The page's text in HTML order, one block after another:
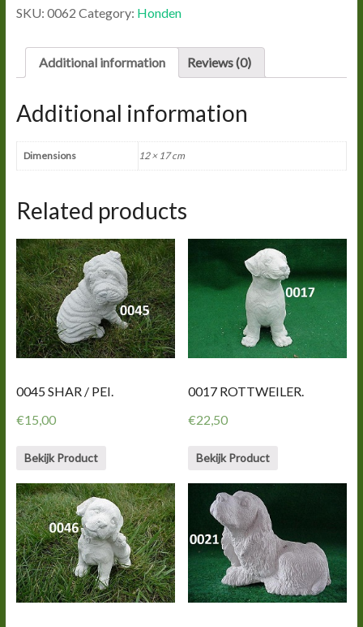
quantity
SKU: 0062 Category: Honden
Additional information Reviews (0)
Additional information
Dimensions 12 × 17 cm
Related products
0045 SHAR / PEI.
€15,00
Bekijk Product
0017 ROTTWEILER.
€22,50
Bekijk Product